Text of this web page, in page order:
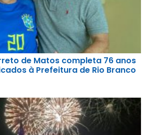
de Matos completa 76 anos
à Prefeitura de Rio Branco